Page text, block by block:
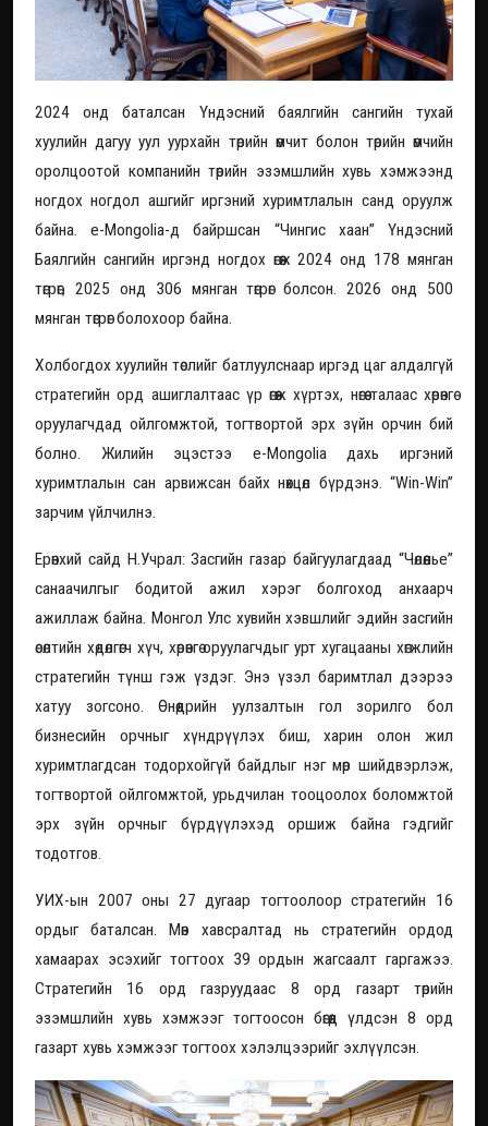
2024 онд баталсан Үндэсний баялгийн сангийн тухай
хуулийн дагуу уул уурхайн төрийн өмчит болон төрийн өмчийн
оролцоотой компанийн төрийн эзэмшлийн хувь хэмжээнд
ногдох ногдол ашгийг иргэний хуримтлалын санд оруулж
байна. e-Mongolia-д байршсан “Чингис хаан” Үндэсний
Баялгийн сангийн иргэнд ногдох өгөөж 2024 онд 178 мянган
төгрөг, 2025 онд 306 мянган төгрөг болсон. 2026 онд 500
мянган төгрөг болохоор байна.
Холбогдох хуулийн төслийг батлуулснаар иргэд цаг алдалгүй
стратегийн орд ашиглалтаас үр өгөөж хүртэх, нөгөө талаас хөрөнгө
оруулагчдад ойлгомжтой, тогтвортой эрх зүйн орчин бий
болно. Жилийн эцэстээ e-Mongolia дахь иргэний
хуримтлалын сан арвижсан байх нөхцөл бүрдэнэ. “Win-Win”
зарчим үйлчилнэ.
Ерөнхий сайд Н.Учрал: Засгийн газар байгуулагдаад “Чөлөөлье”
санаачилгыг бодитой ажил хэрэг болгоход анхаарч
ажиллаж байна. Монгол Улс хувийн хэвшлийг эдийн засгийн
өсөлтийн хөдөлгөгч хүч, хөрөнгө оруулагчдыг урт хугацааны хөгжлийн
стратегийн түнш гэж үздэг. Энэ үзэл баримтлал дээрээ
хатуу зогсоно. Өнөөдрийн уулзалтын гол зорилго бол
бизнесийн орчныг хүндрүүлэх биш, харин олон жил
хуримтлагдсан тодорхойгүй байдлыг нэг мөр шийдвэрлэж,
тогтвортой ойлгомжтой, урьдчилан тооцоолох боломжтой
эрх зүйн орчныг бүрдүүлэхэд оршиж байна гэдгийг
тодотгов.
УИХ-ын 2007 оны 27 дугаар тогтоолоор стратегийн 16
ордыг баталсан. Мөн хавсралтад нь стратегийн ордод
хамаарах эсэхийг тогтоох 39 ордын жагсаалт гаргажээ.
Стратегийн 16 орд газруудаас 8 орд газарт төрийн
эзэмшлийн хувь хэмжээг тогтоосон бөгөөд үлдсэн 8 орд
газарт хувь хэмжээг тогтоох хэлэлцээрийг эхлүүлсэн.